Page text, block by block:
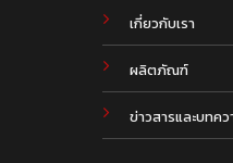
เกี่ยวกับเรา
ผลิตภัณฑ์
ข่าวสารและบทคว